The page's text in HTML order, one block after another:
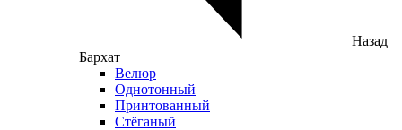
Назад
Бархат
Велюр
Однотонный
Принтованный
Стёганый